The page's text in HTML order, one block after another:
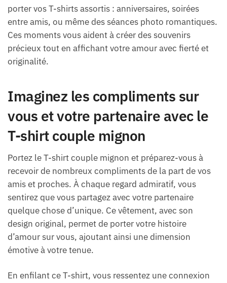
porter vos T-shirts assortis : anniversaires, soirées
entre amis, ou même des séances photo romantiques.
Ces moments vous aident à créer des souvenirs
précieux tout en affichant votre amour avec fierté et
originalité.
Imaginez les compliments sur
vous et votre partenaire avec le
T-shirt couple mignon
Portez le T-shirt couple mignon et préparez-vous à
recevoir de nombreux compliments de la part de vos
amis et proches. À chaque regard admiratif, vous
sentirez que vous partagez avec votre partenaire
quelque chose d’unique. Ce vêtement, avec son
design original, permet de porter votre histoire
d’amour sur vous, ajoutant ainsi une dimension
émotive à votre tenue.
En enfilant ce T-shirt, vous ressentez une connexion